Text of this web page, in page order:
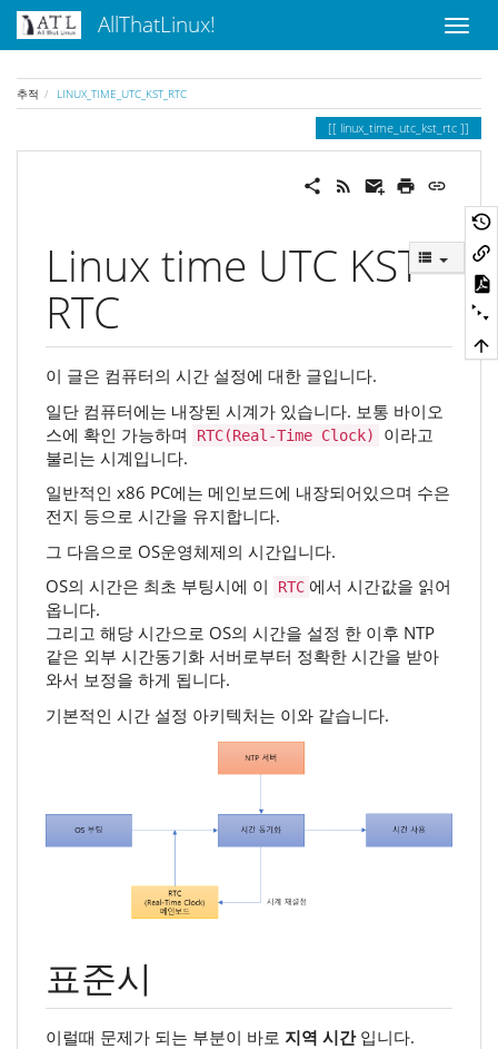
AllThatLinux!
추적 LINUX_TIME_UTC_KST_RTC
linux_time_utc_kst_rtc
Linux time UTC KST
RTC
이 글은 컴퓨터의 시간 설정에 대한 글입니다.
일단 컴퓨터에는 내장된 시계가 있습니다. 보통 바이오
스에 확인 가능하며
RTC(Real-Time Clock)
이라고
불리는 시계입니다.
일반적인 x86 PC에는 메인보드에 내장되어있으며 수은
전지 등으로 시간을 유지합니다.
그 다음으로 OS운영체제의 시간입니다.
OS의 시간은 최초 부팅시에 이
RTC 에서 시간값을 읽어
옵니다.
그리고 해당 시간으로 OS의 시간을 설정 한 이후 NTP
같은 외부 시간동기화 서버로부터 정확한 시간을 받아
와서 보정을 하게 됩니다.
기본적인 시간 설정 아키텍처는 이와 같습니다.
표준시
이럴때 문제가 되는 부분이 바로 지역 시간입니다.